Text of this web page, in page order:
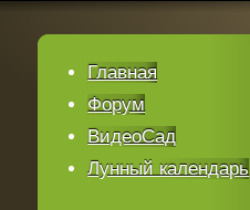
Главная
Форум
ВидеоСад
Лунный календарь